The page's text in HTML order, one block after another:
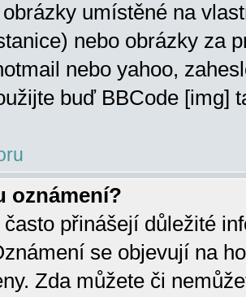
umístěné na
nebo obrázky za
nebo yahoo,
buď BBCode [img]
oznámení?
přinášejí důležité
se objevují na
Zda můžete či